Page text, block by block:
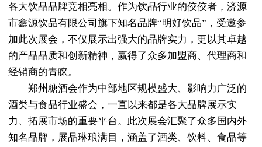
各大饮品品牌竞相亮相。作为饮品行业的佼佼者，济源
市鑫源饮品有限公司旗下知名品牌“明好饮品”，受邀参
加此次展会，不仅展示出强大的品牌实力，更以其卓越
的产品品质和创新精神，赢得了众多加盟商、代理商和
经销商的青睐。
郑州糖酒会作为中部地区规模盛大、影响力广泛的
酒类与食品行业盛会，一直以来都是各大品牌展示实
力、拓展市场的重要平台。此次展会汇聚了众多国内外
知名品牌，展品琳琅满目，涵盖了酒类、饮料、食品等